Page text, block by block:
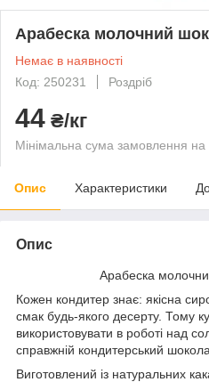
Арабеска молочний
Немає в наявності
Код: 250231
Роздріб
44 ₴/кг
Мінімальна сума замовлення
Опис Характеристики
Опис
Арабеска
Кожен кондитер знає: якісна
смак будь-якого десерту. Тому
використовувати в роботі над
справжній кондитерський
Виготовлений із натуральних